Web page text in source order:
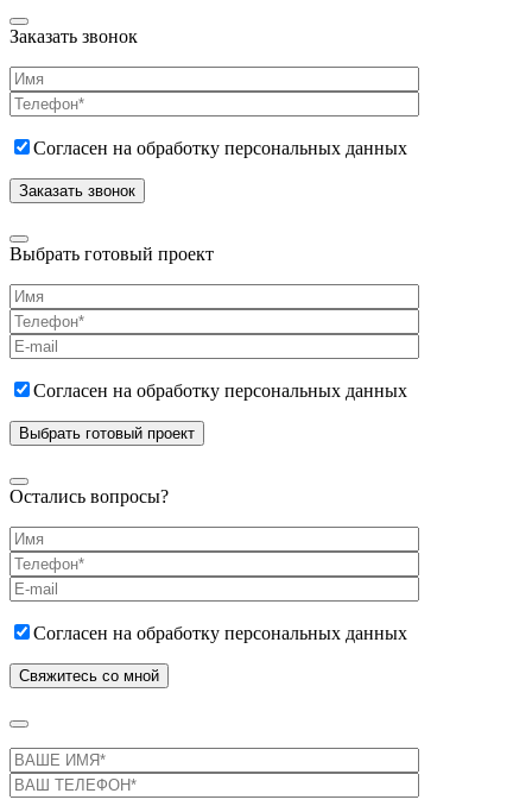
Заказать звонок
Согласен на обработку персональных данных
Выбрать готовый проект
Согласен на обработку персональных данных
Остались вопросы?
Согласен на обработку персональных данных